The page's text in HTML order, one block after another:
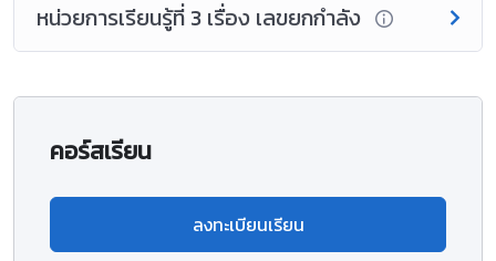
หน่วยการเรียนรู้ที่ 3 เรื่อง เลขยกกำลัง
คอร์สเรียน
ลงทะเบียนเรียน